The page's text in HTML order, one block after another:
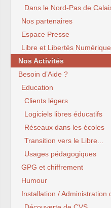
Dans le Nord-Pas de
Nos partenaires
Espace Presse
Libre et Libertés
Nos Activités
Besoin d’Aide ?
Education
Clients légers
Logiciels libres éducatifs
Réseaux dans les écoles
Transition vers le Libre...
Usages pédagogiques
GPG et chiffrement
Humour
Installation / Administration